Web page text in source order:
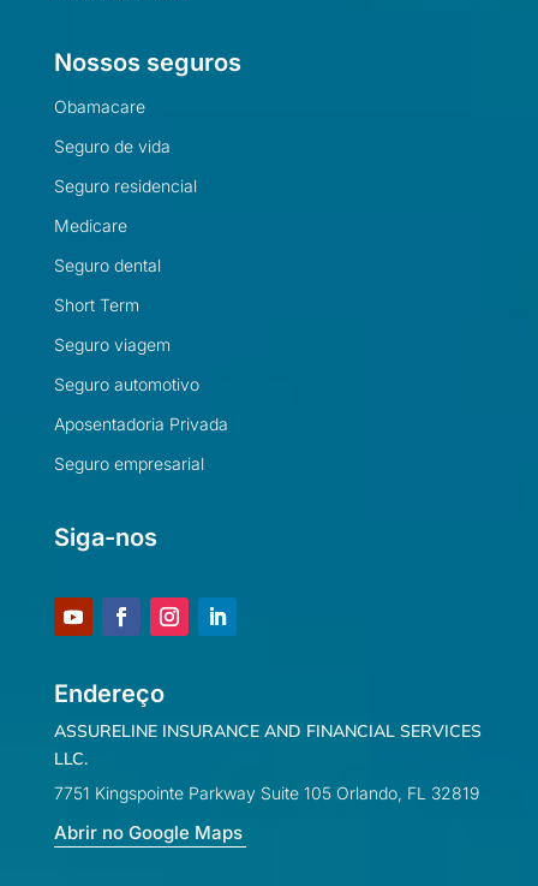
Nossos seguros
Obamacare
Seguro de vida
Seguro residencial
Medicare
Seguro dental
Short Term
Seguro viagem
Seguro automotivo
Aposentadoria Privada
Seguro empresarial
Siga-nos
Endereço
ASSURELINE INSURANCE AND FINANCIAL SERVICES
LLC.
7751 Kingspointe Parkway Suite 105 Orlando, FL 32819
Abrir no Google Maps